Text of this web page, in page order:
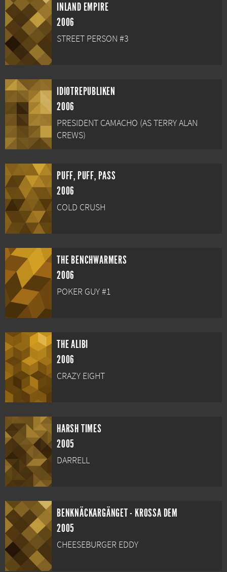
INLAND EMPIRE
2006
STREET PERSON #3
IDIOTREPUBLIKEN
2006
PRESIDENT CAMACHO (AS TERRY ALAN
CREWS)
PUFF, PUFF, PASS
2006
COLD CRUSH
THE BENCHWARMERS
2006
POKER GUY #1
THE ALIBI
2006
CRAZY EIGHT
HARSH TIMES
2005
DARRELL
BENKNÄCKARGÄNGET - KROSSA DEM
2005
CHEESEBURGER EDDY